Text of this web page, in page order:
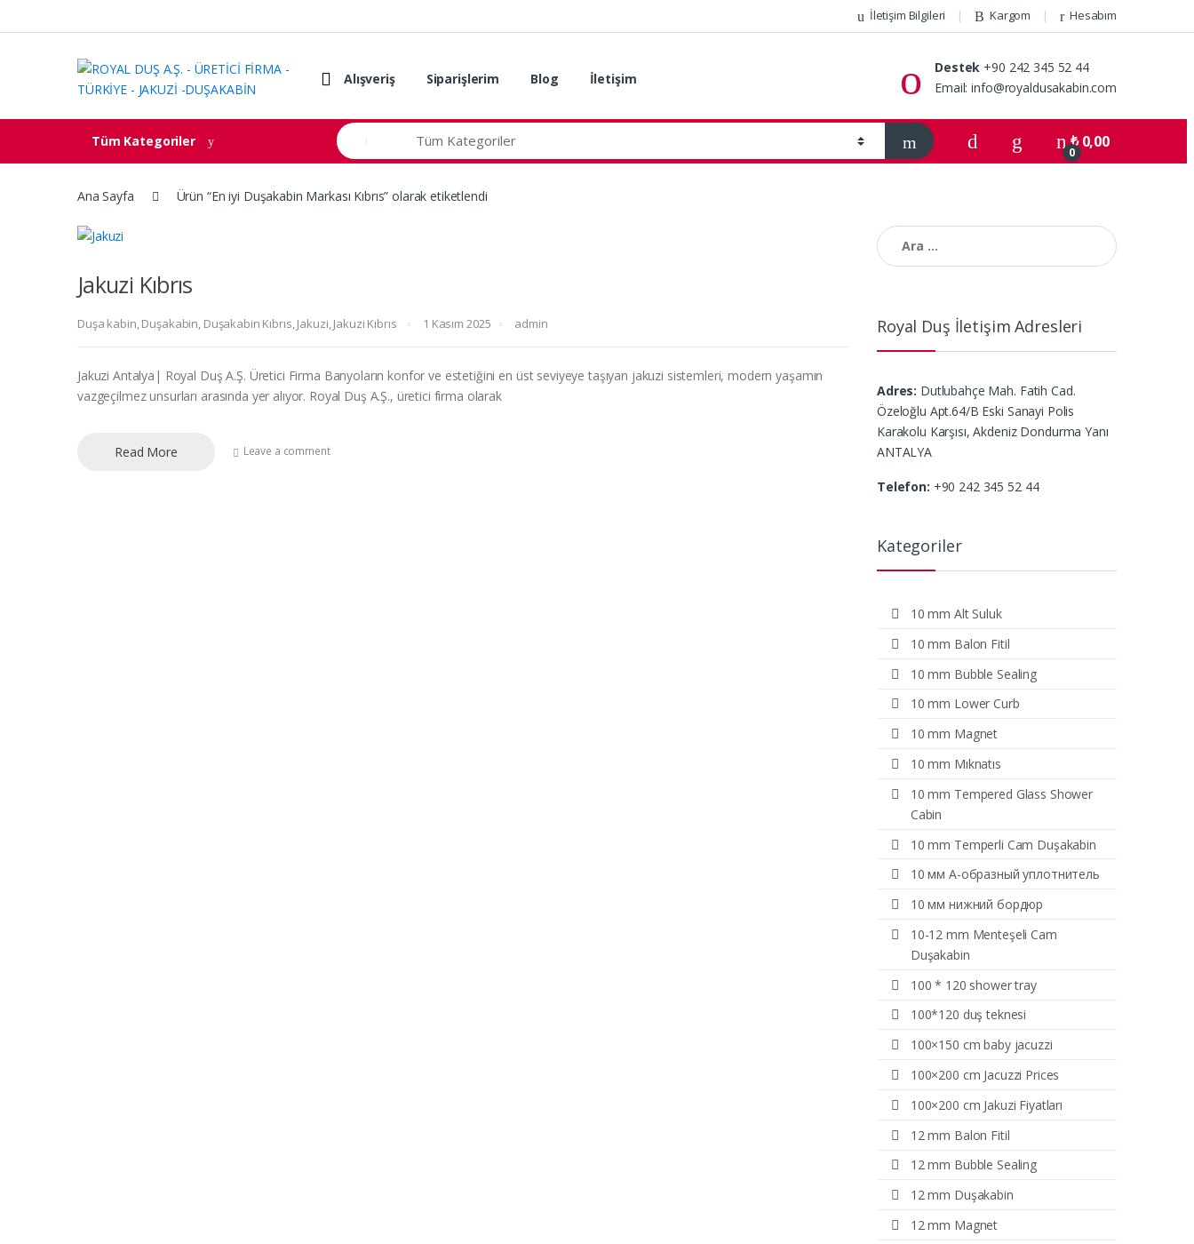
İletişim Bilgileri Kargom Hesabım
Alışveriş Siparişlerim Blog İletişim
Destek +90 242 345 52 44
Email: info@royaldusakabin.com
Tüm Kategoriler
S
e
a
c
0
₺0,00
Ana Sayfa Ürün “En iyi Duşakabin Markası Kıbrıs” olarak etiketlendi
Jakuzi Kıbrıs
Duşa kabin,Duşakabin, Duşakabin Kıbrıs,Jakuzi,Jakuzi Kıbrıs 1 Kasım 2025 admin
Jakuzi Antalya| Royal Duş A.Ş. Üretici Firma Banyoların konfor ve estetiğini en üst seviyeye taşıyan jakuzi sistemleri, modern yaşamın
vazgeçilmez unsurları arasında yer alıyor. Royal Duş A.Ş., üretici firma olarak
Read More Leave a comment
Arama:
Royal Duş İletişim Adresleri
Adres: Dutlubahçe Mah. Fatih Cad.
Özeloğlu Apt.64/B Eski Sanayi Polis
Karakolu Karşısı, Akdeniz Dondurma Yanı
ANTALYA
Telefon: +90 242 345 52 44
Kategoriler
10 mm Alt Suluk
10 mm Balon Fitil
10 mm Bubble Sealing
10 mm Lower Curb
10 mm Magnet
10 mm Mıknatıs
10 mm Tempered Glass Shower
Cabin
10 mm Temperli Cam Duşakabin
10 мм А-образный уплотнитель
10 мм нижний бордюр
10-12 mm Menteşeli Cam
Duşakabin
100 * 120 shower tray
100*120 duş teknesi
100×150 cm baby jacuzzi
100×200 cm Jacuzzi Prices
100×200 cm Jakuzi Fiyatları
12 mm Balon Fitil
12 mm Bubble Sealing
12 mm Duşakabin
12 mm Magnet